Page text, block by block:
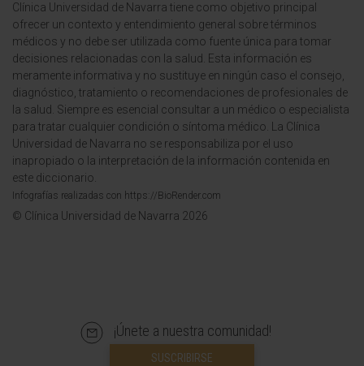
Clínica Universidad de Navarra tiene como objetivo principal
ofrecer un contexto y entendimiento general sobre términos
médicos y no debe ser utilizada como fuente única para tomar
decisiones relacionadas con la salud. Esta información es
meramente informativa y no sustituye en ningún caso el consejo,
diagnóstico, tratamiento o recomendaciones de profesionales de
la salud. Siempre es esencial consultar a un médico o especialista
para tratar cualquier condición o síntoma médico. La Clínica
Universidad de Navarra no se responsabiliza por el uso
inapropiado o la interpretación de la información contenida en
este diccionario.
Infografías realizadas con https://BioRender.com
© Clínica Universidad de Navarra 2026
¡Únete a nuestra comunidad!
SUSCRIBIRSE